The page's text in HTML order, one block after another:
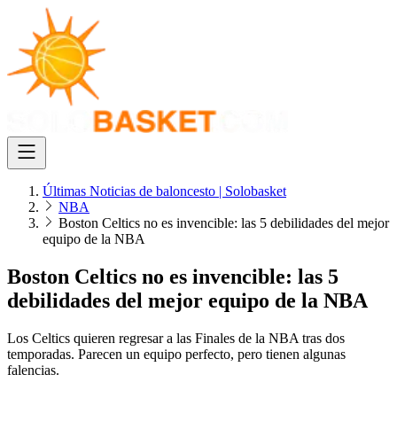
Últimas Noticias de baloncesto | Solobasket
NBA
Boston Celtics no es invencible: las 5 debilidades del mejor
equipo de la NBA
Boston Celtics no es invencible: las 5
debilidades del mejor equipo de la NBA
Los Celtics quieren regresar a las Finales de la NBA tras dos
temporadas. Parecen un equipo perfecto, pero tienen algunas
falencias.